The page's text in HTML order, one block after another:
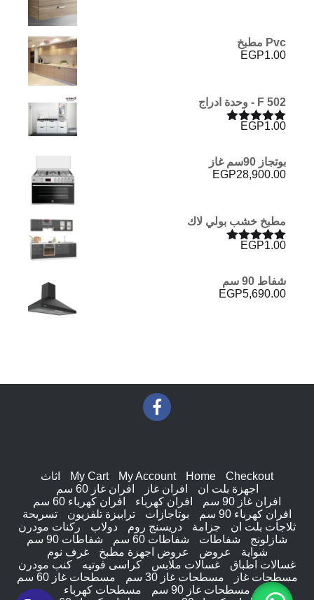
Pvc مطبخ
EGP1.00
F 502 - وحدة ادراج
تم التقييم
EGP1.00
بوتجاز 90سم غاز
EGP28,900.00
مطبخ خشب بولي لاك
تم التقييم
EGP1.00
شفاط 90 سم
EGP5,690.00
Checkout
Home
My Account
My Cart
اثاث
اجهزة بلت ان
افران غاز
افران غاز 60 سم
افران غاز 90 سم
افران كهرباء
افران كهرباء 60 سم
افران كهرباء 90 سم
بوتاجازات ترابيزة تلفزيون
تسريحة
ثلاجات بلت ان
جزامة دريسنج روم دولاب
ركنات مودرن
شازلونج
شفاطات شفاطات 60 سم
شفاطات 90 سم
شواية
عروض عروض اجهزة مطبخ
غرف نوم
غسالات اطباق
غسالات ملابس كراسى فوتيه
كنب مودرن
مسطحات غاز
مسطحات غاز 30 سم
مسطحات غاز 60 سم
مسطحات غاز 90 سم
مسطحات كهرباء